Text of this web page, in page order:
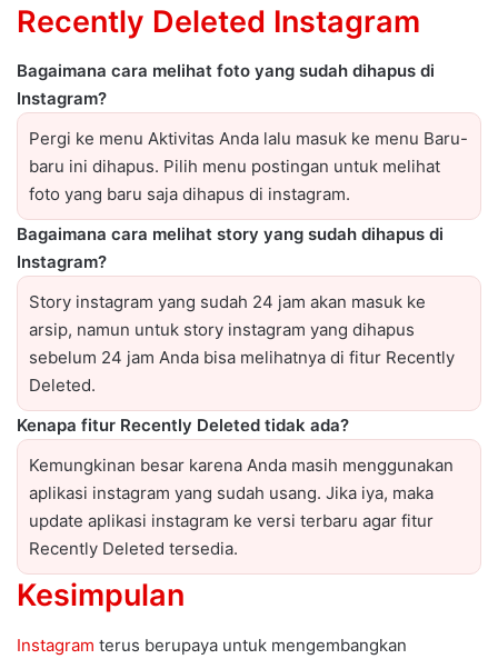
Recently Deleted Instagram
Bagaimana cara melihat foto yang sudah dihapus di
Instagram?
Pergi ke menu Aktivitas Anda lalu masuk ke menu Baru-
baru ini dihapus. Pilih menu postingan untuk melihat
foto yang baru saja dihapus di instagram.
Bagaimana cara melihat story yang sudah dihapus di
Instagram?
Story instagram yang sudah 24 jam akan masuk ke
arsip, namun untuk story instagram yang dihapus
sebelum 24 jam Anda bisa melihatnya di fitur Recently
Deleted.
Kenapa fitur Recently Deleted tidak ada?
Kemungkinan besar karena Anda masih menggunakan
aplikasi instagram yang sudah usang. Jika iya, maka
update aplikasi instagram ke versi terbaru agar fitur
Recently Deleted tersedia.
Kesimpulan
Instagram terus berupaya untuk mengembangkan